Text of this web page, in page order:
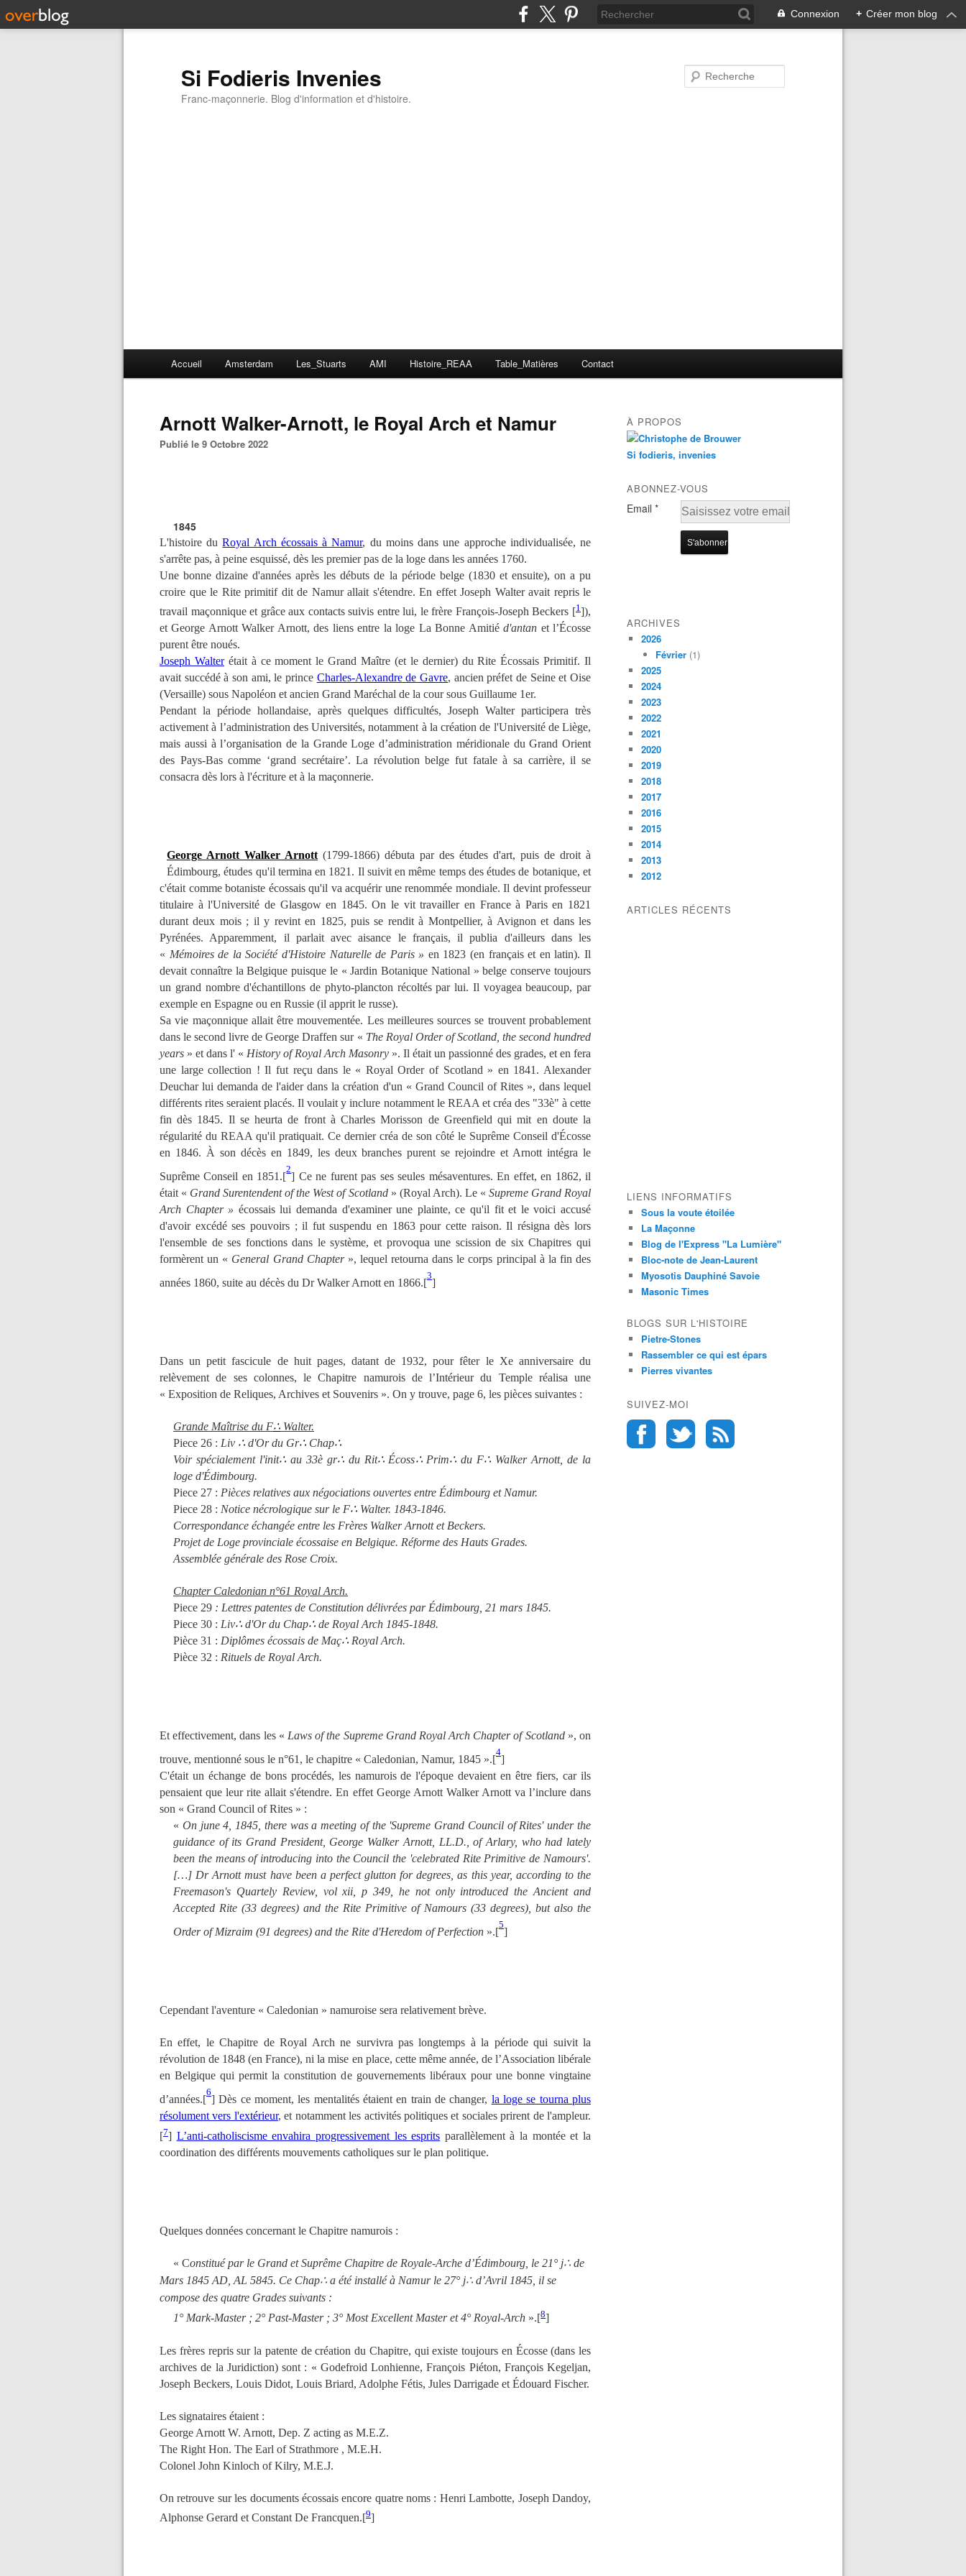
Connexion + Créer mon blog
Si Fodieris Invenies
Franc-maçonnerie. Blog d'information et d'histoire.
Accueil Amsterdam Les_Stuarts AMI Histoire_REAA Table_Matières Contact
Arnott Walker-Arnott, le Royal Arch et Namur
Publié le 9 Octobre 2022
1845
L'histoire duRoyal Arch écossais à Namur, du moins dans une approche individualisée, ne
s'arrête pas, à peine esquissé, dès les premier pas de la loge dans les années 1760.
Une bonne dizaine d'années après les débuts de la période belge (1830 et ensuite), on a pu
croire que le Rite primitif dit de Namur allait s'étendre. En effet Joseph Walter avait repris le
travail maçonnique et grâce aux contacts suivis entre lui, le frère François-Joseph Beckers [1]),
et George Arnott Walker Arnott, des liens entre la loge La Bonne Amitiéd'antan et l’Écosse
purent être noués.
Joseph Walterétait à ce moment le Grand Maître (et le dernier) du Rite Écossais Primitif. Il
avait succédé à son ami, le prince Charles-Alexandre de Gavre, ancien préfet de Seine et Oise
(Versaille) sous Napoléon et ancien Grand Maréchal de la cour sous Guillaume 1er.
Pendant la période hollandaise, après quelques difficultés, Joseph Walter participera très
activement à l’administration des Universités, notamment à la création de l'Université de Liège,
mais aussi à l’organisation de la Grande Loge d’administration méridionale du Grand Orient
des Pays-Bas comme ‘grand secrétaire’. La révolution belge fut fatale à sa carrière, il se
consacra dès lors à l'écriture et à la maçonnerie.
George Arnott Walker Arnott (1799-1866) débuta par des études d'art, puis de droit à
Édimbourg, études qu'il termina en 1821. Il suivit en même temps des études de botanique, et
c'était comme botaniste écossais qu'il va acquérir une renommée mondiale. Il devint professeur
titulaire à l'Université de Glasgow en 1845. On le vit travailler en France à Paris en 1821
durant deux mois ; il y revint en 1825, puis se rendit à Montpellier, à Avignon et dans les
Pyrénées. Apparemment, il parlait avec aisance le français, il publia d'ailleurs dans les
« Mémoiresde la Société d'Histoire Naturelle de Paris » en 1823 (en français et en latin). Il
devait connaître la Belgique puisque le « Jardin Botanique National » belge conserve toujours
un grand nombre d'échantillons de phyto-plancton récoltés par lui. Il voyagea beaucoup, par
exemple en Espagne ou en Russie (il apprit le russe).
Sa vie maçonnique allait être mouvementée. Les meilleures sources se trouvent probablement
dans le second livre de George Draffen sur « The Royal Order of Scotland, the second hundred
years » et dans l' « History of Royal Arch Masonry ». Il était un passionné des grades, et en fera
une large collection ! Il fut reçu dans le « Royal Order of Scotland » en 1841. Alexander
Deuchar lui demanda de l'aider dans la création d'un « Grand Council of Rites », dans lequel
différents rites seraient placés. Il voulait y inclure notamment le REAA et créa des "33è" à cette
fin dès 1845. Il se heurta de front à Charles Morisson de Greenfield qui mit en doute la
régularité du REAA qu'il pratiquait. Ce dernier créa de son côté le Suprême Conseil d'Écosse
en 1846. À son décès en 1849, les deux branches purent se rejoindre et Arnott intégra le
Suprême Conseil en 1851.[
2
] Ce ne furent pas ses seules mésaventures. En effet, en 1862, il
était « Grand Surentendent of the West of Scotland» (Royal Arch). Le « Supreme Grand Royal
Arch Chapter » écossais lui demanda d'examiner une plainte, ce qu'il fit et le voici accusé
d'avoir excédé ses pouvoirs ; il fut suspendu en 1863 pour cette raison. Il résigna dès lors
l'ensemble de ses fonctions dans le système, et provoqua une scission de six Chapitres qui
formèrent un « General Grand Chapter», lequel retourna dans le corps principal à la fin des
années 1860, suite au décès du Dr Walker Arnott en 1866.[
3
]
Dans un petit fascicule de huit pages, datant de 1932, pour fêter le Xe anniversaire du
relèvement de ses colonnes, le Chapitre namurois de l’Intérieur du Temple réalisa une
« Exposition de Reliques, Archives et Souvenirs ». On y trouve, page 6, les pièces suivantes :
Grande Maîtrise du F∴ Walter.
Piece 26 : Liv ∴ d'Or du Gr∴ Chap∴
Voir spécialement l'init∴au 33è gr∴du Rit∴Écoss∴Prim∴ du F∴ Walker Arnott, de la
loge d'Édimbourg.
Piece 27 : Pièces relatives aux négociations ouvertes entre Édimbourg et Namur.
Piece 28 : Notice nécrologique sur le F∴ Walter. 1843-1846.
Correspondance échangée entre les Frères Walker Arnott et Beckers.
Projet de Loge provinciale écossaise en Belgique. Réforme des Hauts Grades.
Assemblée générale des Rose Croix.
Chapter Caledonian n°61 Royal Arch.
Piece 29 : Lettres patentes de Constitution délivrées par Édimbourg, 21 mars 1845.
Piece 30 : Liv∴ d'Or du Chap∴ de Royal Arch 1845-1848.
Pièce 31 : Diplômes écossais de Maç∴ Royal Arch.
Pièce 32 : Rituels de Royal Arch.
Et effectivement, dans les « Laws of the Supreme Grand Royal Arch Chapter of Scotland», on
trouve, mentionné sous le n°61, le chapitre « Caledonian, Namur, 1845 ».[
4
]
C'était un échange de bons procédés, les namurois de l'époque devaient en être fiers, car ils
pensaient que leur rite allait s'étendre.En effet George Arnott Walker Arnott va l’inclure dans
son « Grand Council of Rites » :
« On june 4, 1845, there was a meeting of the 'Supreme Grand Council of Rites' under the
guidance of its Grand President, George Walker Arnott, LL.D., of Arlary, who had lately
been the means of introducing into the Council the 'celebrated Rite Primitive de Namours'.
[…] Dr Arnott must have been a perfect glutton for degrees, as this year, according to the
Freemason's Quartely Review, vol xii, p 349, he not only introduced the Ancient and
Accepted Rite (33 degrees) and the Rite Primitive of Namours (33 degrees), but also the
Order of Mizraim (91 degrees) and the Rite d'Heredom of Perfection ».[
5
]
Cependant l'aventure « Caledonian » namuroise sera relativement brève.
En effet, le Chapitre de Royal Arch ne survivra pas longtemps à la période qui suivit la
révolution de 1848 (en France), ni la mise en place, cette même année, de l’Association libérale
en Belgique qui permit la constitution de gouvernements libéraux pour une bonne vingtaine
d’années.[
6
] Dès ce moment, les mentalités étaient en train de changer, la loge se tourna plus
résolument vers l'extérieur, et notamment les activités politiques et sociales prirent de l'ampleur.
[7] L’anti-catholiscisme envahira progressivement les esprits parallèlement à la montée et la
coordination des différents mouvements catholiques sur le plan politique.
Quelques données concernant le Chapitre namurois :
« Constitué par le Grand et Suprême Chapitre de Royale-Arche d’Édimbourg, le 21° j∴ de
Mars 1845 AD, AL 5845. Ce Chap∴ a été installé à Namur le 27° j∴ d’Avril 1845, il se
compose des quatre Grades suivants :
1° Mark-Master ; 2° Past-Master ; 3° Most Excellent Master et 4° Royal-Arch ».[8]
Les frères repris sur la patente de création du Chapitre, qui existe toujours en Écosse (dans les
archives de la Juridiction) sont : « Godefroid Lonhienne, François Piéton, François Kegeljan,
Joseph Beckers, Louis Didot, Louis Briard, Adolphe Fétis, Jules Darrigade et Édouard Fischer.
Les signataires étaient :
George Arnott W. Arnott, Dep. Z acting as M.E.Z.
The Right Hon. The Earl of Strathmore , M.E.H.
Colonel John Kinloch of Kilry, M.E.J.
On retrouve sur les documents écossais encore quatre noms : Henri Lambotte, Joseph Dandoy,
Alphonse Gerard et Constant De Francquen.[9]
À PROPOS
Si fodieris, invenies
ABONNEZ-VOUS
Email
ARCHIVES
2026
Février (1)
2025
2024
2023
2022
2021
2020
2019
2018
2017
2016
2015
2014
2013
2012
ARTICLES RÉCENTS
LIENS INFORMATIFS
Sous la voute étoilée
La Maçonne
Blog de l'Express "La Lumière"
Bloc-note de Jean-Laurent
Myosotis Dauphiné Savoie
Masonic Times
BLOGS SUR L'HISTOIRE
Pietre-Stones
Rassembler ce qui est épars
Pierres vivantes
SUIVEZ-MOI